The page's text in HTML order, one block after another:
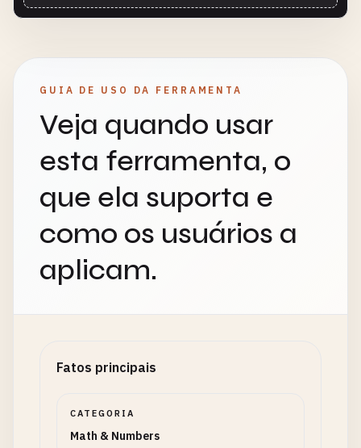
GUIA DE USO DA FERRAMENTA
Veja quando usar
esta ferramenta, o
que ela suporta e
como os usuários a
aplicam.
Fatos principais
CATEGORIA
Math & Numbers